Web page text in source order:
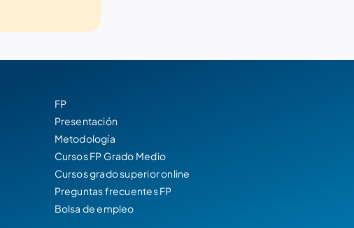
FP
Presentación
Metodología
Cursos FP Grado Medio
Cursos grado superior online
Preguntas frecuentes FP
Bolsa de empleo